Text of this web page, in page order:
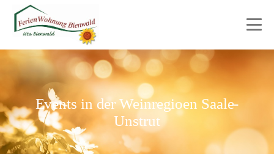
Events in der Weinregioen Saale-
Unstrut